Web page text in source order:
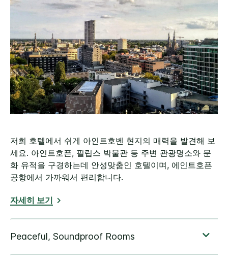
저희 호텔에서 쉬게 아인트호벤 현지의 매력을 발견해 보
세요. 아인트호픈, 필립스 박물관 등 주변 관광명소와 문
화 유적을 구경하는데 안성맞춤인 호텔이며, 에인트호픈
공항에서 가까워서 편리합니다.
자세히 보기